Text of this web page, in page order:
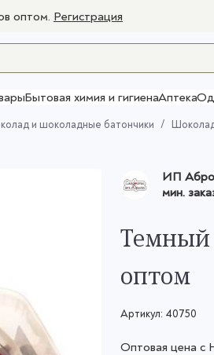
оптом. Регистрация
Бытовая химия и гигиенаАптека
и шоколадные батончики
ИП
мин.
Темный
оптом
Артикул: 40750
Оптовая цена с